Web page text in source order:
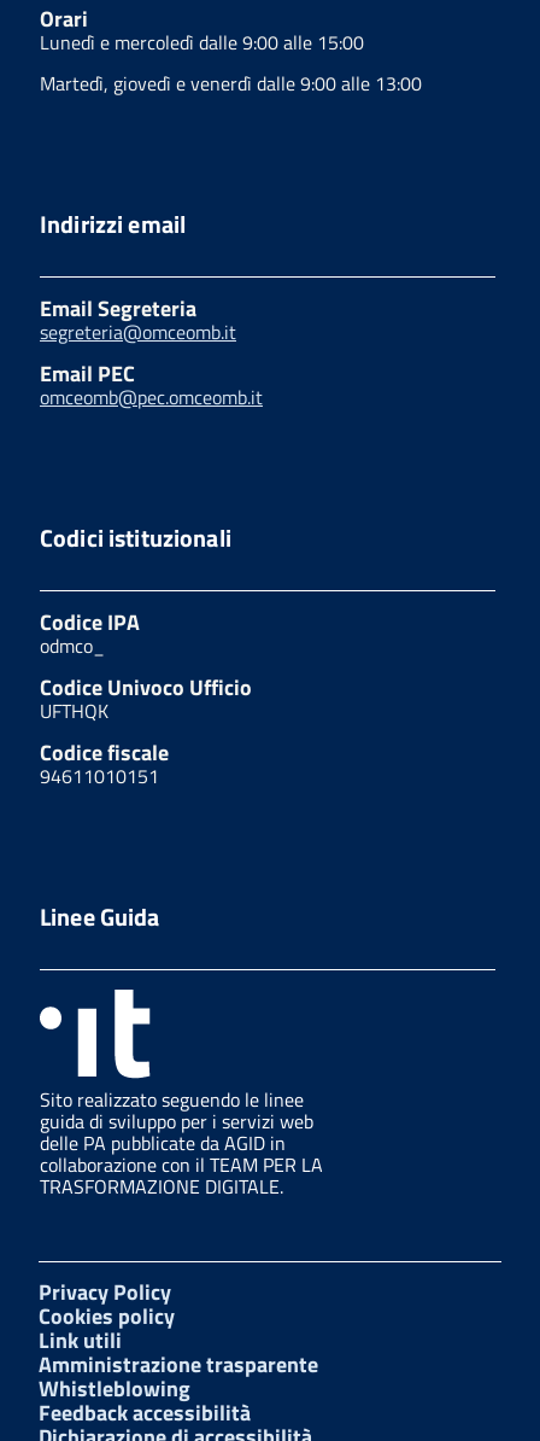
Orari
Lunedì e mercoledì dalle 9:00 alle 15:00
Martedì, giovedì e venerdì dalle 9:00 alle 13:00
Indirizzi email
Email Segreteria
segreteria@omceomb.it
Email PEC
omceomb@pec.omceomb.it
Codici istituzionali
Codice IPA
odmco_
Codice Univoco Ufficio
UFTHQK
Codice fiscale
94611010151
Linee Guida
Sito realizzato seguendo le linee
guida di sviluppo per i servizi web
delle PA pubblicate da AGID in
collaborazione con il TEAM PER LA
TRASFORMAZIONE DIGITALE.
Privacy Policy
Cookies policy
Link utili
Amministrazione trasparente
Whistleblowing
Feedback accessibilità